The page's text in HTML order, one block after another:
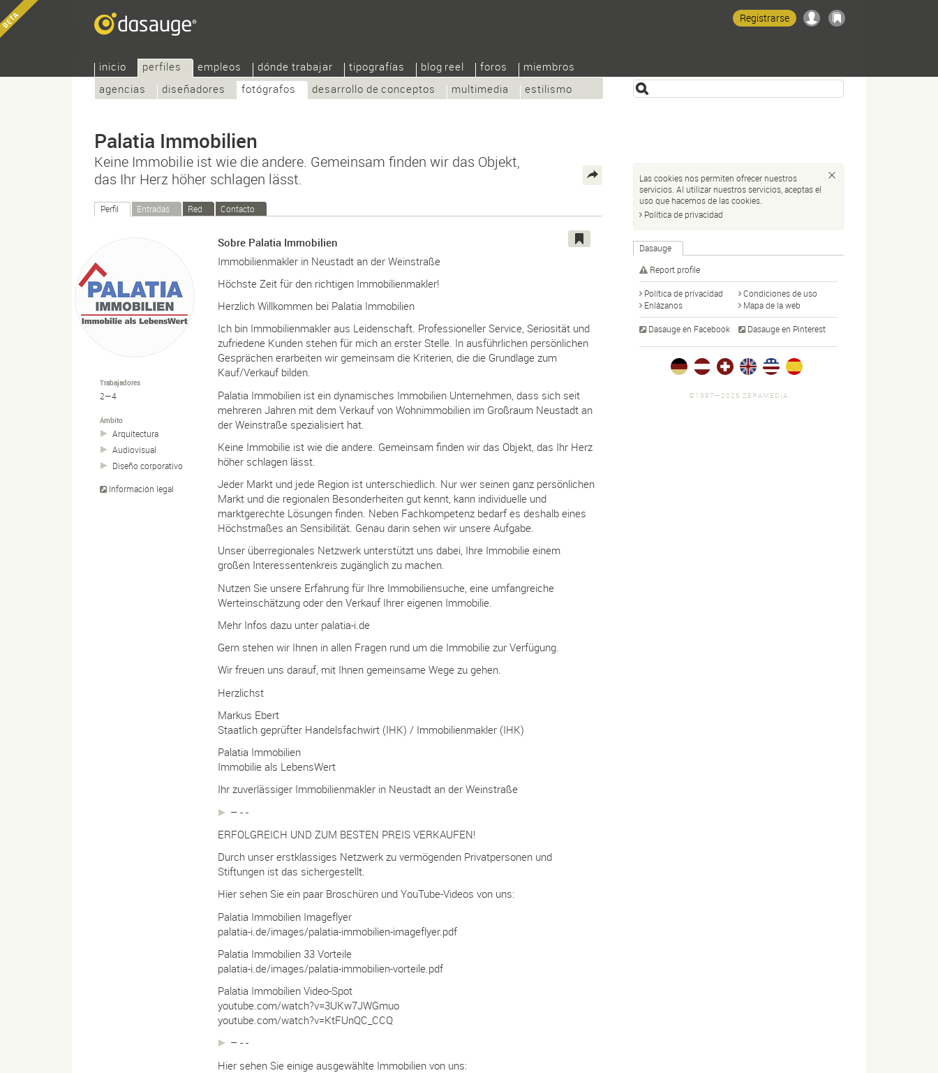
inicio
perfiles
agencias
diseñadores fotógrafos desarrollo de conceptos multimedia estilismo
empleos dónde trabajar tipografías blog reel foros miembros
Registrarse
Palatia Immobilien
Keine Immobilie ist wie die andere. Gemeinsam finden wir das Objekt,
das Ihr Herz höher schlagen lässt.
Perfil Entradas Red Contacto
Trabajadores
2—4
Ámbito
Arquitectura
Audiovisual
Diseño corporativo
Información legal
Sobre Palatia Immobilien
Immobilienmakler in Neustadt an der Weinstraße
Höchste Zeit für den richtigen Immobilienmakler!
Herzlich Willkommen bei Palatia Immobilien
Ich bin Immobilienmakler aus Leidenschaft. Professioneller Service, Seriosität und
zufriedene Kunden stehen für mich an erster Stelle. In ausführlichen persönlichen
Gesprächen erarbeiten wir gemeinsam die Kriterien, die die Grundlage zum
Kauf/Verkauf bilden.
Palatia Immobilien ist ein dynamisches Immobilien Unternehmen, dass sich seit
mehreren Jahren mit dem Verkauf von Wohnimmobilien im Großraum Neustadt an
der Weinstraße spezialisiert hat.
Keine Immobilie ist wie die andere. Gemeinsam finden wir das Objekt, das Ihr Herz
höher schlagen lässt.
Jeder Markt und jede Region ist unterschiedlich. Nur wer seinen ganz persönlichen
Markt und die regionalen Besonderheiten gut kennt, kann individuelle und
marktgerechte Lösungen finden. Neben Fachkompetenz bedarf es deshalb eines
Höchstmaßes an Sensibilität. Genau darin sehen wir unsere Aufgabe.
Unser überregionales Netzwerk unterstützt uns dabei, Ihre Immobilie einem
großen Interessentenkreis zugänglich zu machen.
Nutzen Sie unsere Erfahrung für Ihre Immobiliensuche, eine umfangreiche
Werteinschätzung oder den Verkauf Ihrer eigenen Immobilie.
Mehr Infos dazu unter palatia-i.de
Gern stehen wir Ihnen in allen Fragen rund um die Immobilie zur Verfügung.
Wir freuen uns darauf, mit Ihnen gemeinsame Wege zu gehen.
Herzlichst
Markus Ebert
Staatlich geprüfter Handelsfachwirt (IHK) / Immobilienmakler (IHK)
Palatia Immobilien
Immobilie als LebensWert
Ihr zuverlässiger Immobilienmakler in Neustadt an der Weinstraße
– - -
ERFOLGREICH UND ZUM BESTEN PREIS VERKAUFEN!
Durch unser erstklassiges Netzwerk zu vermögenden Privatpersonen und
Stiftungen ist das sichergestellt.
Hier sehen Sie ein paar Broschüren und YouTube-Videos von uns:
Palatia Immobilien Imageflyer
palatia-i.de/images/palatia-immobilien-imageflyer.pdf
Palatia Immobilien 33 Vorteile
palatia-i.de/images/palatia-immobilien-vorteile.pdf
Palatia Immobilien Video-Spot
youtube.com/watch?v=3UKw7JWGmuo
youtube.com/watch?v=KtFUnQC_CCQ
– - -
Hier sehen Sie einige ausgewählte Immobilien von uns:
Las cookies nos permiten ofrecer nuestros
servicios. Al utilizar nuestros servicios, aceptas el
uso que hacemos de las cookies.
Política de privacidad
Dasauge
Report profile
Política de privacidad
Condiciones de uso
Enlázanos
Mapa de la web
Dasauge en Facebook Dasauge en Pinterest
©1997—2026 ZERAMEDIA